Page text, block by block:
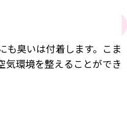
も臭いは付着します。こま
気環境を整えることができ